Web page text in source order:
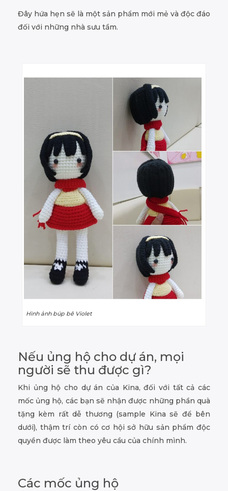
Đây hứa hẹn sẽ là một sản phẩm mới mẻ và độc đáo
đối với những nhà sưu tầm.
Hình ảnh búp bê Violet
Nếu ủng hộ cho dự án, mọi
người sẽ thu được gì?
Khi ủng hộ cho dự án của Kina, đối với tất cả các
mốc ủng hộ, các bạn sẽ nhận được những phần quà
tặng kèm rất dễ thương (sample Kina sẽ để bên
dưới), thậm trí còn có cơ hội sở hữu sản phẩm độc
quyền được làm theo yêu cầu của chính mình.
Các mốc ủng hộ